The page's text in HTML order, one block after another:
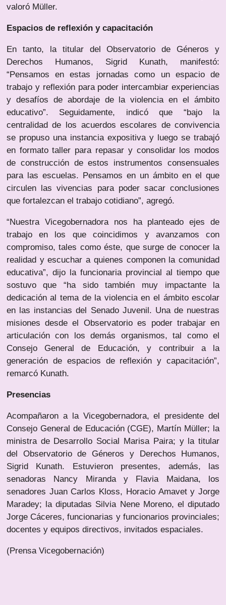
valoró Müller.
Espacios de reflexión y capacitación
En tanto, la titular del Observatorio de Géneros y
Derechos Humanos, Sigrid Kunath, manifestó:
“Pensamos en estas jornadas como un espacio de
trabajo y reflexión para poder intercambiar experiencias
y desafíos de abordaje de la violencia en el ámbito
educativo”. Seguidamente, indicó que “bajo la
centralidad de los acuerdos escolares de convivencia
se propuso una instancia expositiva y luego se trabajó
en formato taller para repasar y consolidar los modos
de construcción de estos instrumentos consensuales
para las escuelas. Pensamos en un ámbito en el que
circulen las vivencias para poder sacar conclusiones
que fortalezcan el trabajo cotidiano”, agregó.
“Nuestra Vicegobernadora nos ha planteado ejes de
trabajo en los que coincidimos y avanzamos con
compromiso, tales como éste, que surge de conocer la
realidad y escuchar a quienes componen la comunidad
educativa”, dijo la funcionaria provincial al tiempo que
sostuvo que “ha sido también muy impactante la
dedicación al tema de la violencia en el ámbito escolar
en las instancias del Senado Juvenil. Una de nuestras
misiones desde el Observatorio es poder trabajar en
articulación con los demás organismos, tal como el
Consejo General de Educación, y contribuir a la
generación de espacios de reflexión y capacitación”,
remarcó Kunath.
Presencias
Acompañaron a la Vicegobernadora, el presidente del
Consejo General de Educación (CGE), Martín Müller; la
ministra de Desarrollo Social Marisa Paira; y la titular
del Observatorio de Géneros y Derechos Humanos,
Sigrid Kunath. Estuvieron presentes, además, las
senadoras Nancy Miranda y Flavia Maidana, los
senadores Juan Carlos Kloss, Horacio Amavet y Jorge
Maradey; la diputadas Silvia Nene Moreno, el diputado
Jorge Cáceres, funcionarias y funcionarios provinciales;
docentes y equipos directivos, invitados espaciales.
(Prensa Vicegobernación)